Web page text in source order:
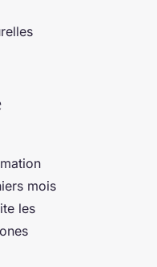
mois
les